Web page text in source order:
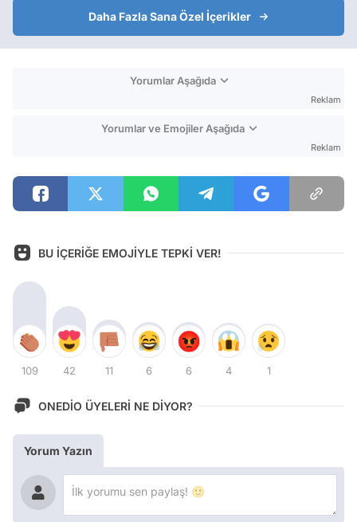
Daha Fazla Sana Özel İçerikler
Yorumlar Aşağıda
Reklam
Yorumlar ve Emojiler Aşağıda
Reklam
BU İÇERİĞE EMOJİYLE TEPKİ VER!
109 42 11 6 6 4 1
ONEDİO ÜYELERİ NE DİYOR?
Yorum Yazın